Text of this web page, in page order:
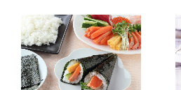
お酢ドリンク
ブランド・スペシャルサイト
ブランド・スペシャルサイト トップ